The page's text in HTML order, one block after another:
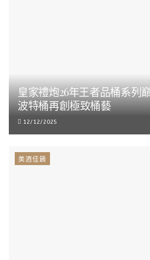
皇家禮炮26年王者品桶系列
波特桶再創極致桶藝
12/12/2025
美酒佳餚